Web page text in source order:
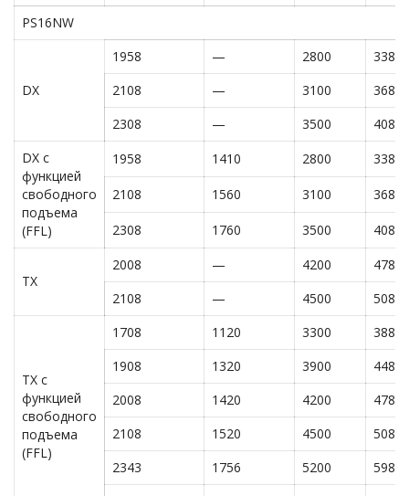
PS16NW
DX
1958 — 2800
3380
2108
— 3100
3680
2308
— 3500
4080
DX с
функцией
свободного
подъема
(FFL)
1958 1410 2800 3380
2108 1560 3100 3680
2308 1760 3500 4080
TX
2008 — 4200
4780
2108
— 4500 5080
TX с
функцией
свободного
подъема
(FFL)
1708 1120 3300
3880
1908
1320 3900
4480
2008
1420 4200
4780
2108
1520 4500
5080
2343
1756 5200
5980